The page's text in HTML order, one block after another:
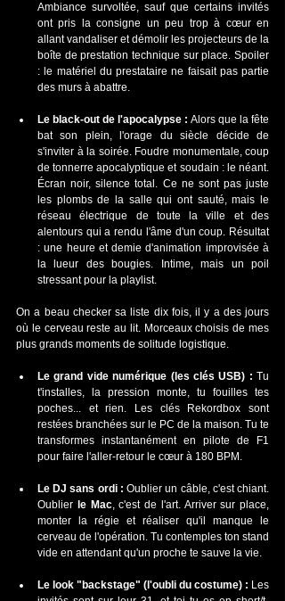
Ambiance survoltée, sauf que certains invités
ont pris la consigne un peu trop à cœur en
allant vandaliser et démolir les projecteurs de la
boîte de prestation technique sur place. Spoiler
: le matériel du prestataire ne faisait pas partie
des murs à abattre.
Le black-out de l'apocalypse : Alors que la fête
bat son plein, l'orage du siècle décide de
s'inviter à la soirée. Foudre monumentale, coup
de tonnerre apocalyptique et soudain : le néant.
Écran noir, silence total. Ce ne sont pas juste
les plombs de la salle qui ont sauté, mais le
réseau électrique de toute la ville et des
alentours qui a rendu l'âme d'un coup. Résultat
: une heure et demie d'animation improvisée à
la lueur des bougies. Intime, mais un poil
stressant pour la playlist.
On a beau checker sa liste dix fois, il y a des jours
où le cerveau reste au lit. Morceaux choisis de mes
plus grands moments de solitude logistique.
Le grand vide numérique (les clés USB) : Tu
t'installes, la pression monte, tu fouilles tes
poches... et rien. Les clés Rekordbox sont
restées branchées sur le PC de la maison. Tu te
transformes instantanément en pilote de F1
pour faire l'aller-retour le cœur à 180 BPM.
Le DJ sans ordi : Oublier un câble, c'est chiant.
Oublier le Mac, c'est de l'art. Arriver sur place,
monter la régie et réaliser qu'il manque le
cerveau de l'opération. Tu contemples ton stand
vide en attendant qu'un proche te sauve la vie.
Le look "backstage" (l'oubli du costume) : Les